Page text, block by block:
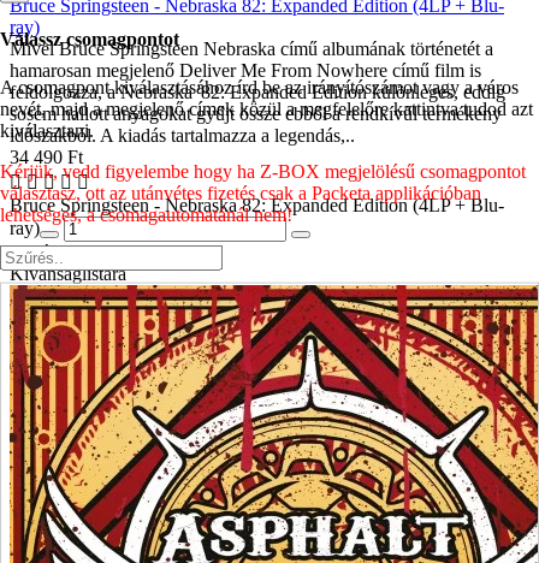
Bruce Springsteen - Nebraska 82: Expanded Edition (4LP + Blu-
ray)
Mivel Bruce Springsteen Nebraska című albumának történetét a
hamarosan megjelenő Deliver Me From Nowhere című film is
feldolgozza, a Nebraska '82: Expanded Edition különleges, eddig
sosem hallott anyagokat gyűjt össze ebből a rendkívűl termékeny
időszakból. A kiadás tartalmazza a legendás,..
34 490 Ft
Bruce Springsteen - Nebraska 82: Expanded Edition (4LP + Blu-
ray)
Kosárba
Kívánságlistára
Válassz csomagpontot
A csomagpont kiválasztásához írd be az irányítószámot vagy a város
nevét, majd a megjelenő címek közül a megfelelőre kattintva tudod azt
kiválasztani.
Kérjük, vedd figyelembe hogy ha Z-BOX megjelölésű csomagpontot
választasz, ott az utánvétes fizetés csak a Packeta applikációban
lehetséges, a csomagautomatánál nem!